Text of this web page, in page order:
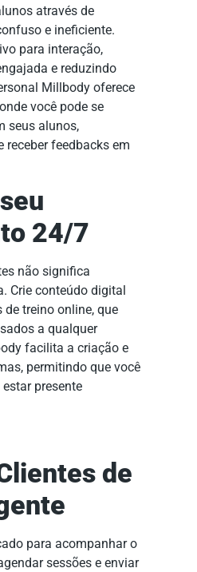
através de
e ineficiente.
para interação,
e reduzindo
Millbody oferece
você pode se
seus alunos,
feedbacks em
24/7
não significa
Crie conteúdo digital
treino online, que
a qualquer
facilita a criação e
permitindo que você
presente
de
para acompanhar o
sessões e enviar